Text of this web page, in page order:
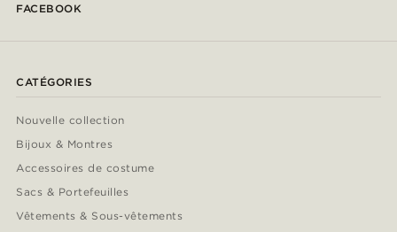
FACEBOOK
CATÉGORIES
Nouvelle collection
Bijoux & Montres
Accessoires de costume
Sacs & Portefeuilles
Vêtements & Sous-vêtements